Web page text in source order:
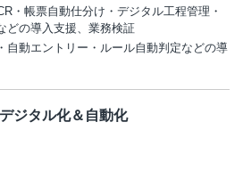
・帳票自動仕分け・デジタル工程管理・
どの導入支援、業務検証
自動エントリー・ルール自動判定などの導
ジタル化＆自動化